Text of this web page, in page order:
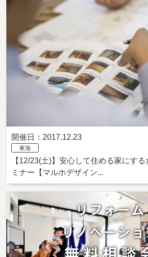
開催日：2017.12.23
東海
【12/23(土)】安心して住める家にす
ミナー【マルホデザイン...